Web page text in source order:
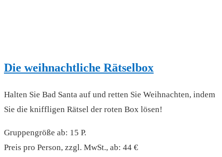
Die weihnachtliche Rätselbox
Halten Sie Bad Santa auf und retten Sie Weihnachten, indem
Sie die kniffligen Rätsel der roten Box lösen!
Gruppengröße ab: 15 P.
Preis pro Person, zzgl. MwSt., ab: 44 €